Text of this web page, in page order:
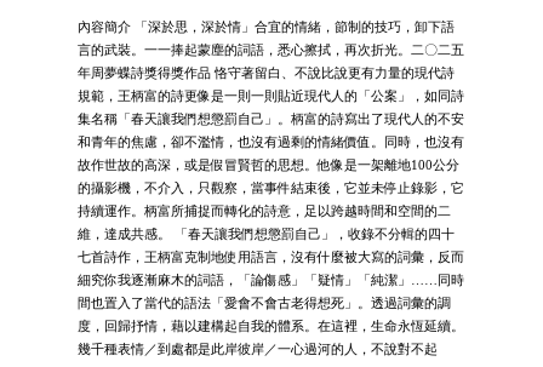
內容簡介 「深於思，深於情」合宜的情緒，節制的技巧，卸下語
言的武裝。一一捧起蒙塵的詞語，悉心擦拭，再次折光。二〇二五
年周夢蝶詩獎得獎作品 恪守著留白、不說比說更有力量的現代詩
規範，王柄富的詩更像是一則一則貼近現代人的「公案」，如同詩
集名稱「春天讓我們想懲罰自己」。柄富的詩寫出了現代人的不安
和青年的焦慮，卻不濫情，也沒有過剩的情緒價值。同時，也沒有
故作世故的高深，或是假冒賢哲的思想。他像是一架離地100公分
的攝影機，不介入，只觀察，當事件結束後，它並未停止錄影，它
持續運作。柄富所捕捉而轉化的詩意，足以跨越時間和空間的二
維，達成共感。 「春天讓我們想懲罰自己」，收錄不分輯的四十
七首詩作，王柄富克制地使用語言，沒有什麼被大寫的詞彙，反而
細究你我逐漸麻木的詞語，「論傷感」「疑情」「純潔」……同時
間也置入了當代的語法「愛會不會古老得想死」。透過詞彙的調
度，回歸抒情，藉以建構起自我的體系。在這裡，生命永恆延續。
幾千種表情／到處都是此岸彼岸／一心過河的人，不說對不起